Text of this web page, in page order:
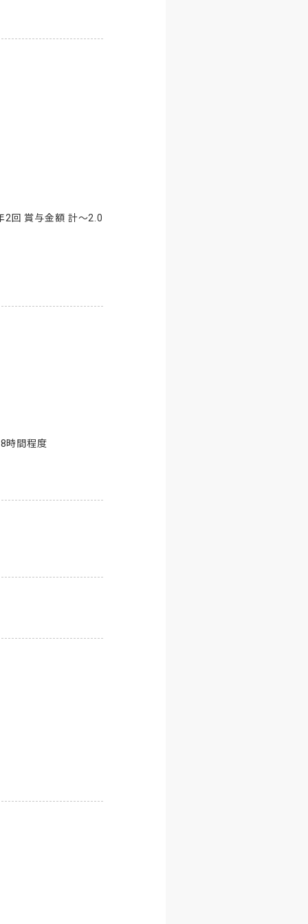
2回 賞与金額 計～2.0
時間程度